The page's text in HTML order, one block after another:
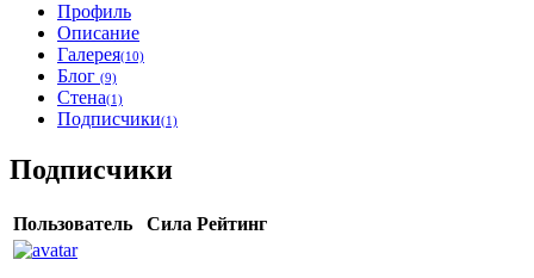
Профиль
Описание
Галерея(10)
Блог (9)
Стена(1)
Подписчики(1)
Подписчики
Пользователь Сила Рейтинг